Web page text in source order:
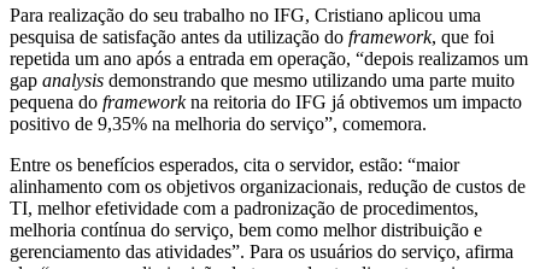
Para realização do seu trabalho no IFG, Cristiano aplicou uma
pesquisa de satisfação antes da utilização do framework, que foi
repetida um ano após a entrada em operação, “depois realizamos um
gap analysis demonstrando que mesmo utilizando uma parte muito
pequena do frameworkna reitoria do IFG já obtivemos um impacto
positivo de 9,35% na melhoria do serviço”, comemora.
Entre os benefícios esperados, cita o servidor, estão: “maior
alinhamento com os objetivos organizacionais, redução de custos de
TI, melhor efetividade com a padronização de procedimentos,
melhoria contínua do serviço, bem como melhor distribuição e
gerenciamento das atividades”. Para os usuários do serviço, afirma